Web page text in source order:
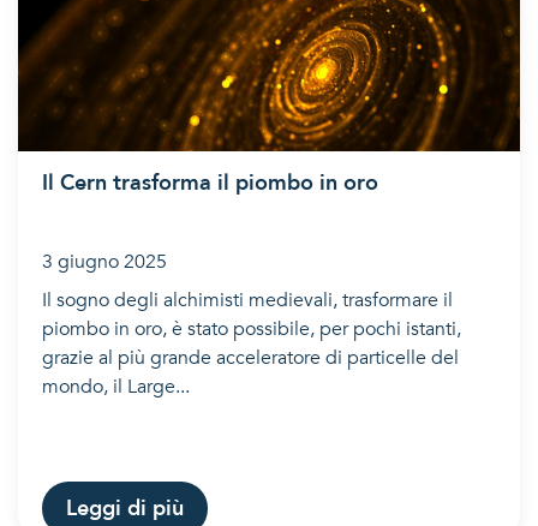
Il Cern trasforma il piombo in oro
3 giugno 2025
Il sogno degli alchimisti medievali, trasformare il
piombo in oro, è stato possibile, per pochi istanti,
grazie al più grande acceleratore di particelle del
mondo, il Large...
Leggi di più